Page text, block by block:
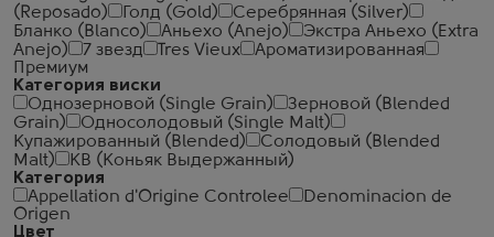
(Reposado)
Голд (Gold)
Серебрянная (Silver)
Бланко (Blanco)
Аньехо (Anejo)
Экстра Аньехо (Extra
Anejo)
7 звезд Tres Vieux
Ароматизированная
Премиум
Категория виски
Однозерновой (Single Grain)
Зерновой (Blended
Grain)
Односолодовый (Single Malt)
Купажированный (Blended)
Солодовый (Blended
Malt)
КВ (Коньяк Выдержанный)
Категория
Appellation d'Origine Controlee
Denominacion de
Origen
Цвет